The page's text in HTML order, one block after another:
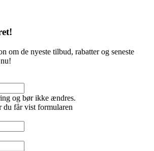
om de nyeste tilbud, rabatter og seneste
og bør ikke ændres.
du får vist formularen